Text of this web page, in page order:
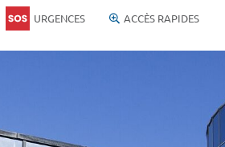
URGENCES ACCÈS RAPIDES